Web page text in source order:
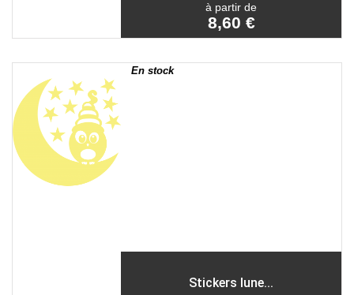
à partir de
8,60 €
En stock
Stickers lune...